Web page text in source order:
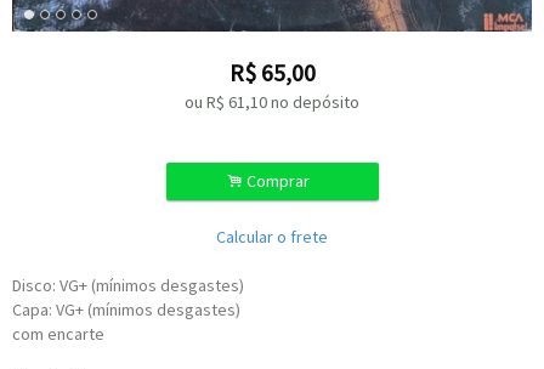
R$ 65,00
ou R$ 61,10no depósito
. Comprar
Calcular o frete
Disco: VG+ (mínimos desgastes)
Capa: VG+ (mínimos desgastes)
com encarte